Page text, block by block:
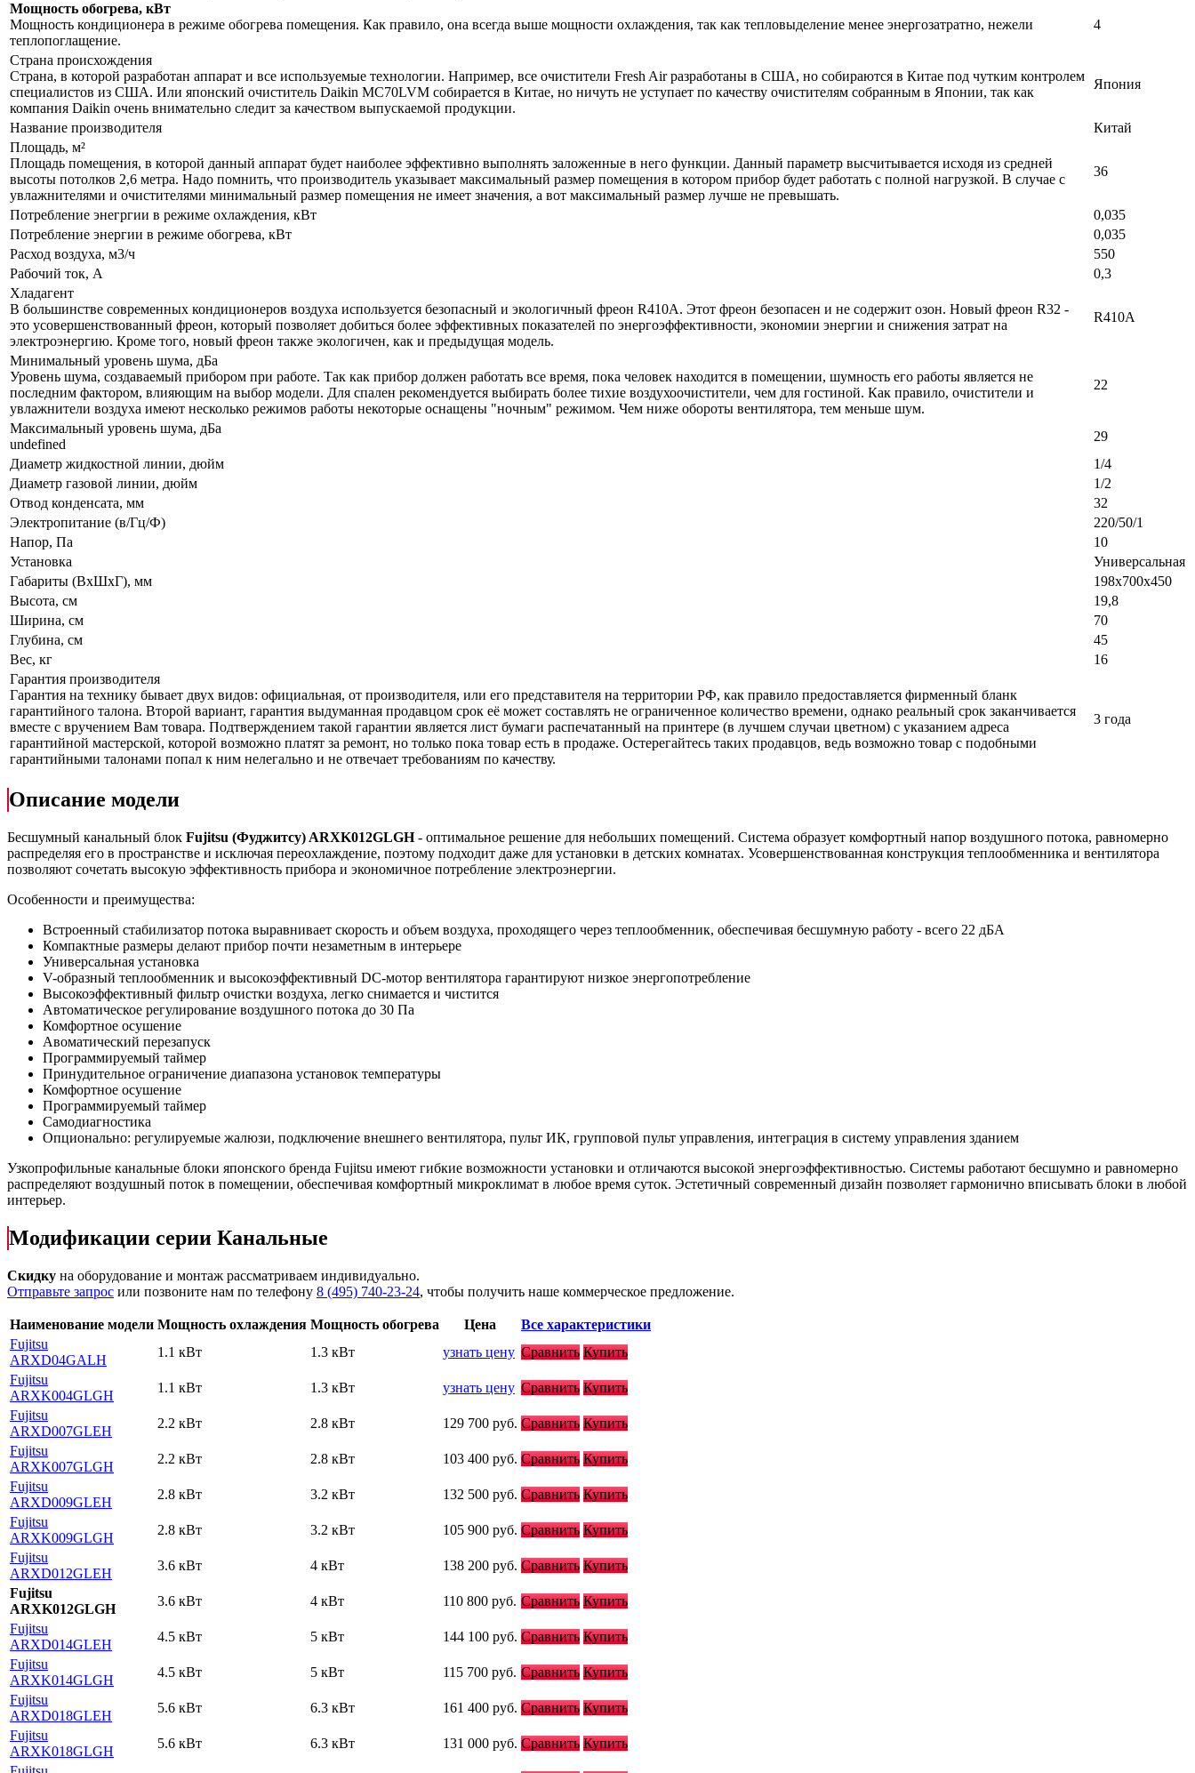
Мощность обогрева, кВт
Мощность кондиционера в режиме обогрева помещения. Как правило, она всегда выше мощности охлаждения, так как тепловыделение менее энергозатратно, нежели
теплопоглащение.
4
Страна происхождения
Страна, в которой разработан аппарат и все используемые технологии. Например, все очистители Fresh Air разработаны в США, но собираются в Китае под чутким контролем
специалистов из США. Или японский очиститель Daikin MC70LVM собирается в Китае, но ничуть не уступает по качеству очистителям собранным в Японии, так как
компания Daikin очень внимательно следит за качеством выпускаемой продукции.
Япония
Название производителя
Китай
Площадь, м²
Площадь помещения, в которой данный аппарат будет наиболее эффективно выполнять заложенные в него функции. Данный параметр высчитывается исходя из средней
высоты потолков 2,6 метра. Надо помнить, что производитель указывает максимальный размер помещения в котором прибор будет работать с полной нагрузкой. В случае с
увлажнителями и очистителями минимальный размер помещения не имеет значения, а вот максимальный размер лучше не превышать.
36
Потребление энегргии в режиме охлаждения, кВт
0,035
Потребление энергии в режиме обогрева, кВт
0,035
Расход воздуха, м3/ч
550
Рабочий ток, А
0,3
Хладагент
В большинстве современных кондиционеров воздуха используется безопасный и экологичный фреон R410A. Этот фреон безопасен и не содержит озон. Новый фреон R32 -
это усовершенствованный фреон, который позволяет добиться более эффективных показателей по энергоэффективности, экономии энергии и снижения затрат на
электроэнергию. Кроме того, новый фреон также экологичен, как и предыдущая модель.
R410A
Минимальный уровень шума, дБа
Уровень шума, создаваемый прибором при работе. Так как прибор должен работать все время, пока человек находится в помещении, шумность его работы является не
последним фактором, влияющим на выбор модели. Для спален рекомендуется выбирать более тихие воздухоочистители, чем для гостиной. Как правило, очистители и
увлажнители воздуха имеют несколько режимов работы некоторые оснащены "ночным" режимом. Чем ниже обороты вентилятора, тем меньше шум.
22
Максимальный уровень шума, дБа
undefined
29
Диаметр жидкостной линии, дюйм
1/4
Диаметр газовой линии, дюйм
1/2
Отвод конденсата, мм
32
Электропитание (в/Гц/Ф)
220/50/1
Напор, Па
10
Установка
Универсальная
Габариты (ВxШxГ), мм
198х700х450
Высота, см
19,8
Ширина, см
70
Глубина, см
45
Вес, кг
16
Гарантия производителя
Гарантия на технику бывает двух видов: официальная, от производителя, или его представителя на территории РФ, как правило предоставляется фирменный бланк
гарантийного талона. Второй вариант, гарантия выдуманная продавцом срок её может составлять не ограниченное количество времени, однако реальный срок заканчивается
вместе с вручением Вам товара. Подтверждением такой гарантии является лист бумаги распечатанный на принтере (в лучшем случаи цветном) с указанием адреса
гарантийной мастерской, которой возможно платят за ремонт, но только пока товар есть в продаже. Остерегайтесь таких продавцов, ведь возможно товар с подобными
гарантийными талонами попал к ним нелегально и не отвечает требованиям по качеству.
3 года
Описание модели
Бесшумный канальный блок Fujitsu (Фуджитсу) ARXK012GLGH- оптимальное решение для небольших помещений. Система образует комфортный напор воздушного потока, равномерно
распределяя его в пространстве и исключая переохлаждение, поэтому подходит даже для установки в детских комнатах. Усовершенствованная конструкция теплообменника и вентилятора
позволяют сочетать высокую эффективность прибора и экономичное потребление электроэнергии.
Особенности и преимущества:
Встроенный стабилизатор потока выравнивает скорость и объем воздуха, проходящего через теплообменник, обеспечивая бесшумную работу - всего 22 дБА
Компактные размеры делают прибор почти незаметным в интерьере
Универсальная установка
V-образный теплообменник и высокоэффективный DC-мотор вентилятора гарантируют низкое энергопотребление
Высокоэффективный фильтр очистки воздуха, легко снимается и чистится
Автоматическое регулирование воздушного потока до 30 Па
Комфортное осушение
Авоматический перезапуск
Программируемый таймер
Принудительное ограничение диапазона установок температуры
Комфортное осушение
Программируемый таймер
Самодиагностика
Опционально: регулируемые жалюзи, подключение внешнего вентилятора, пульт ИК, групповой пульт управления, интеграция в систему управления зданием
Узкопрофильные канальные блоки японского бренда Fujitsu имеют гибкие возможности установки и отличаются высокой энергоэффективностью. Системы работают бесшумно и равномерно
распределяют воздушный поток в помещении, обеспечивая комфортный микроклимат в любое время суток. Эстетичный современный дизайн позволяет гармонично вписывать блоки в любой
интерьер.
Модификации серии Канальные
Скидку на оборудование и монтаж рассматриваем индивидуально.
Отправьте запрос или позвоните нам по телефону 8 (495) 740-23-24, чтобы получить наше коммерческое предложение.
Наименование модели Мощность охлаждения Мощность обогрева Цена
Все характеристики
Fujitsu
ARXD04GALH
1.1 кВт 1.3 кВт узнать цену Сравнить Купить
Fujitsu
ARXK004GLGH
1.1 кВт 1.3 кВт узнать цену Сравнить Купить
Fujitsu
ARXD007GLEH
2.2 кВт 2.8 кВт 129 700 руб. Сравнить Купить
Fujitsu
ARXK007GLGH
2.2 кВт 2.8 кВт 103 400 руб. Сравнить Купить
Fujitsu
ARXD009GLEH
2.8 кВт 3.2 кВт 132 500 руб. Сравнить Купить
Fujitsu
ARXK009GLGH
2.8 кВт 3.2 кВт 105 900 руб. Сравнить Купить
Fujitsu
ARXD012GLEH
3.6 кВт 4 кВт 138 200 руб. Сравнить Купить
Fujitsu
ARXK012GLGH
3.6 кВт 4 кВт 110 800 руб. Сравнить Купить
Fujitsu
ARXD014GLEH
4.5 кВт 5 кВт 144 100 руб. Сравнить Купить
Fujitsu
ARXK014GLGH
4.5 кВт 5 кВт 115 700 руб. Сравнить Купить
Fujitsu
ARXD018GLEH
5.6 кВт 6.3 кВт 161 400 руб. Сравнить Купить
Fujitsu
ARXK018GLGH
5.6 кВт 6.3 кВт 131 000 руб. Сравнить Купить